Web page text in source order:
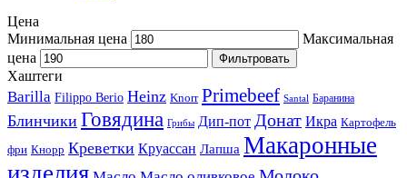
Цена
Минимальная цена
Максимальная
цена
Фильтровать
Хаштеги
Barilla Filippo Berio Heinz Knorr Primebeef Santal Баранина
Блинчики Говядина Грибы Дип-пот Донат Икра Картофель
фри Кнорр Креветки Круассан Лапша Макаронные